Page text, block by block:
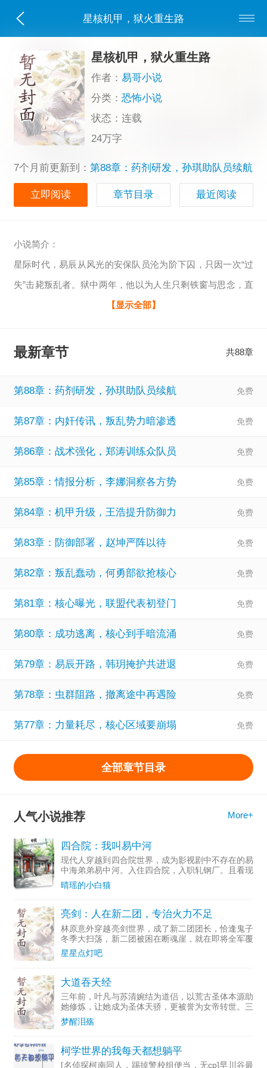
星核机甲，狱火重生路
星核机甲，狱火重生路
作者：易哥小说
分类：恐怖小说
状态：连载
24万字
7个月前更新到： 第88章：药剂研发，孙琪助队员续航
立即阅读 章节目录 最近阅读
小说简介：
星际时代，易辰从风光的安保队员沦为阶下囚，只因一次“过
失”击毙叛乱者。狱中两年，他以为人生只剩铁窗与思念，直
到神秘人赵坤的出现，将他带入一个颠覆认知的世界——星
星核机甲系统，易辰获得了重获自由的机会，也扛起了守护
属机甲“破狱”，深入危机四伏的星核秘境，对抗暗藏的黑暗势
【显示全部】
最新章节 共88章
第88章：药剂研发，孙琪助队员续航
第87章：内奸传讯，叛乱势力暗渗透
第86章：战术强化，郑涛训练众队员
第85章：情报分析，李娜洞察各方势
第84章：机甲升级，王浩提升防御力
第83章：防御部署，赵坤严阵以待
第82章：叛乱蠢动，何勇部欲抢核心
第81章：核心曝光，联盟代表初登门
第80章：成功逃离，核心到手暗流涌
第79章：易辰开路，韩玥掩护共进退
第78章：虫群阻路，撤离途中再遇险
第77章：力量耗尽，核心区域要崩塌
全部章节目录
人气小说推荐 More+
四合院：我叫易中河
现代人穿越到四合院世界，成为影视剧中不存在的易
中海弟弟易中河。入住四合院，入职轧钢厂。且看现
代的灵魂怎么教化四合院重禽将禽满四合院变成真正
的情满四合院
晴瑶的小白猫
亮剑：人在新二团，专治火力不足
林原意外穿越亮剑世界，成了新二团团长，恰逢鬼子
冬季大扫荡，新二团被困在断魂崖，就在即将全军覆
没之际，系统奖励终于到账。于是，亮剑世界的天从
此就变了…总部：“什么，新二团全歼鬼子一个大
星星点灯吧
大道吞天经
三年前，叶凡与苏清婉结为道侣，以荒古圣体本源助
她修炼，让她成为圣体天骄，更被誉为女帝转世。三
年后，苏清婉功成名就，却暗中私通表哥，享受偷情
的快乐。叶凡见证了她的深情，也体会到了她的背
梦醒泪殇
柯学世界的我每天都想躺平
[名侦探柯南同人，踢掉警校组便当，无cp]早川谷最